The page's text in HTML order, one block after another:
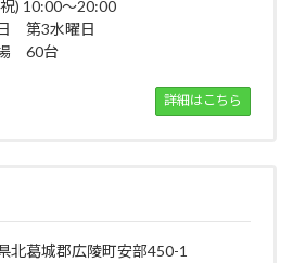
) 10:00～20:00
第3水曜日
60台
詳細はこちら
北葛城郡広陵町安部450-1